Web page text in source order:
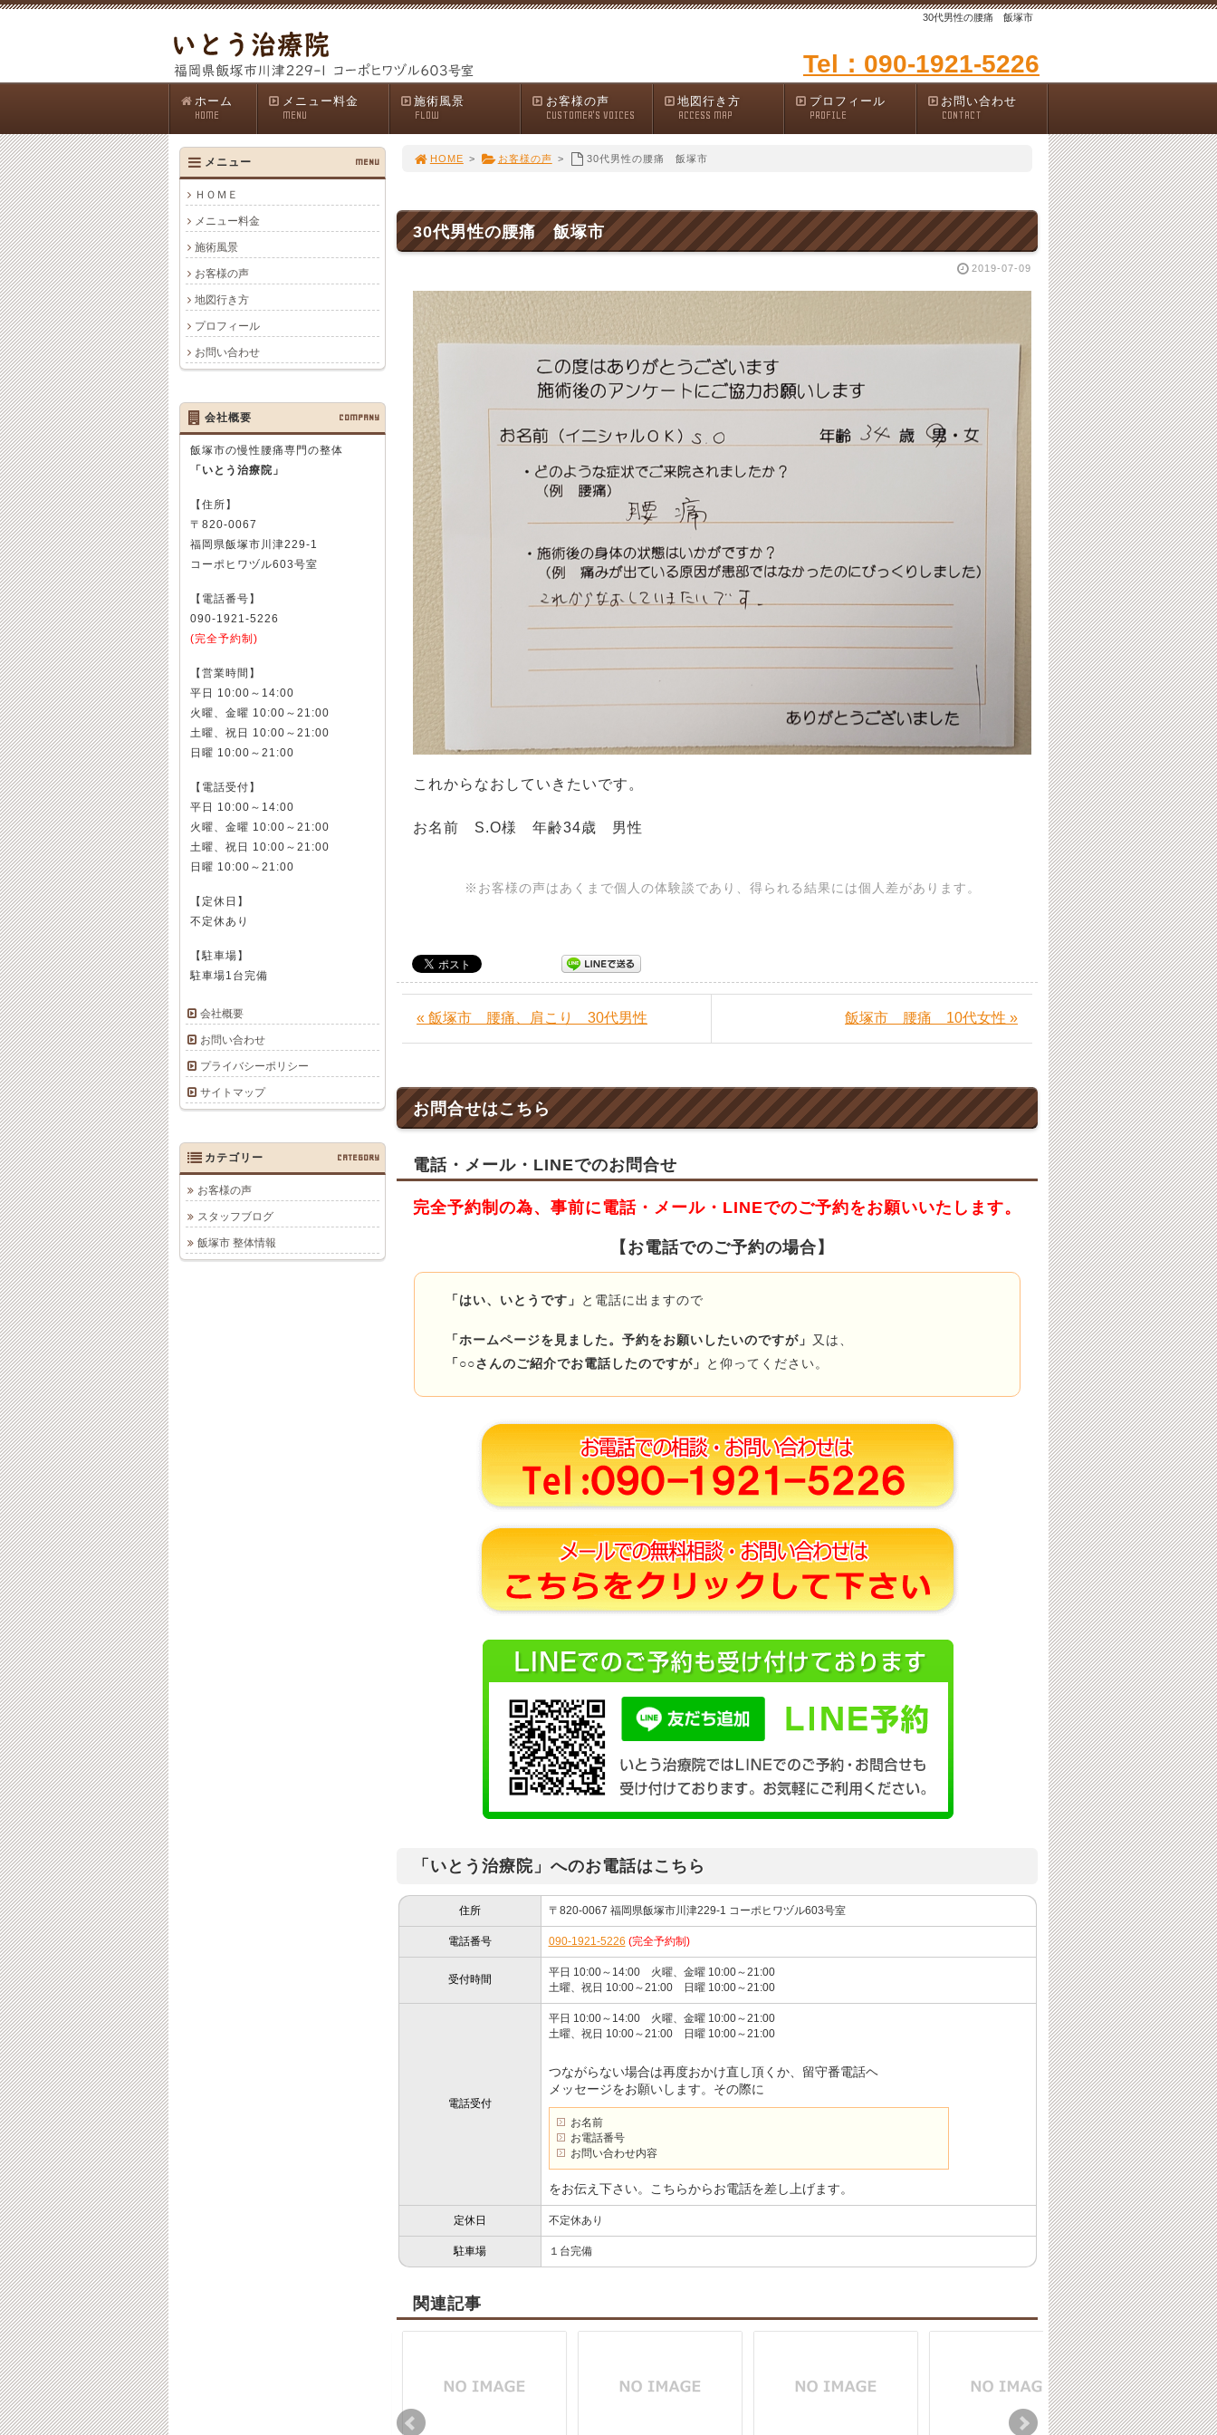
30代男性の腰痛 飯塚市
Tel：090-1921-5226
ホーム
HOME
メニュー料金
MENU
施術風景
FLOW
お客様の声
CUSTOMER'S VOICES
地図行き方
ACCESS MAP
プロフィール
PROFILE
お問い合わせ
CONTACT
HOME > お客様の声 > 30代男性の腰痛 飯塚市
30代男性の腰痛 飯塚市
2019-07-09
これからなおしていきたいです。
お名前 S.O様 年齢34歳 男性
※お客様の声はあくまで個人の体験談であり、得られる結果には個人差があります。
« 飯塚市 腰痛、肩こり 30代男性 飯塚市 腰痛 10代女性 »
お問合せはこちら
電話・メール・LINEでのお問合せ
完全予約制の為、事前に電話・メール・LINEでのご予約をお願いいたします。
【お電話でのご予約の場合】
「はい、いとうです」 と電話に出ますので
「ホームページを見ました。予約をお願いしたいのですが」
又は、
「○○さんのご紹介でお電話したのですが」
と仰ってください。
「いとう治療院」へのお電話はこちら
住所 〒820-0067 福岡県飯塚市川津229-1 コーポヒワヅル603号室
電話番号 090-1921-5226 (完全予約制)
受付時間
平日 10:00～14:00 火曜、金曜 10:00～21:00
土曜、祝日 10:00～21:00 日曜 10:00～21:00
電話受付
平日 10:00～14:00 火曜、金曜 10:00～21:00
土曜、祝日 10:00～21:00 日曜 10:00～21:00
つながらない場合は再度おかけ直し頂くか、留守番電話ヘ
メッセージをお願いします。その際に
お名前
お電話番号
お問い合わせ内容
をお伝え下さい。こちらからお電話を差し上げます。
定休日 不定休あり
駐車場 １台完備
関連記事
メニュー MENU
ＨＯＭＥ
メニュー料金
施術風景
お客様の声
地図行き方
プロフィール
お問い合わせ
会社概要 COMPANY
飯塚市の慢性腰痛専門の整体
「いとう治療院」
【住所】
〒820-0067
福岡県飯塚市川津229-1
コーポヒワヅル603号室
【電話番号】
090-1921-5226
(完全予約制)
【営業時間】
平日 10:00～14:00
火曜、金曜 10:00～21:00
土曜、祝日 10:00～21:00
日曜 10:00～21:00
【電話受付】
平日 10:00～14:00
火曜、金曜 10:00～21:00
土曜、祝日 10:00～21:00
日曜 10:00～21:00
【定休日】
不定休あり
【駐車場】
駐車場1台完備
会社概要
お問い合わせ
プライバシーポリシー
サイトマップ
カテゴリー CATEGORY
お客様の声
スタッフブログ
飯塚市 整体情報